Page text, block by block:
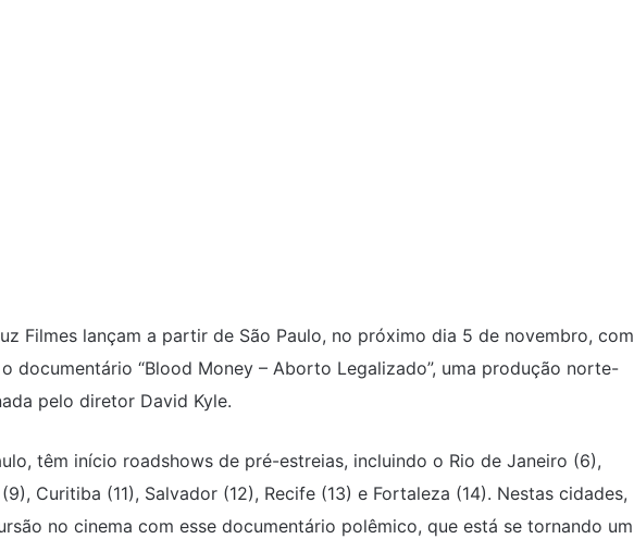
Filmes lançam a partir de São Paulo, no próximo dia 5 de novembro, com
documentário “Blood Money – Aborto Legalizado”, uma produção norte-
pelo diretor David Kyle.
têm início roadshows de pré-estreias, incluindo o Rio de Janeiro (6),
Curitiba (11), Salvador (12), Recife (13) e Fortaleza (14). Nestas cidades,
no cinema com esse documentário polêmico, que está se tornando um